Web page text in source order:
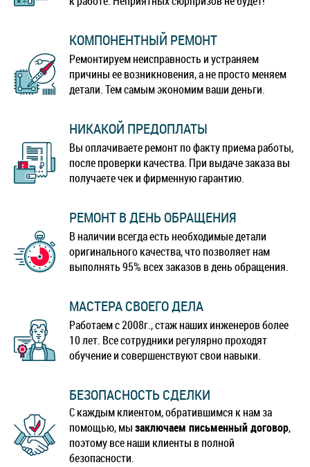
КОМПОНЕНТНЫЙ РЕМОНТ
Ремонтируем неисправность и устраняем
причины ее возникновения, а не просто меняем
детали. Тем самым экономим ваши деньги.
НИКАКОЙ ПРЕДОПЛАТЫ
Вы оплачиваете ремонт по факту приема работы,
после проверки качества. При выдаче заказа вы
получаете чек и фирменную гарантию.
РЕМОНТ В ДЕНЬ ОБРАЩЕНИЯ
В наличии всегда есть необходимые детали
оригинального качества, что позволяет нам
выполнять 95% всех заказов в день обращения.
МАСТЕРА СВОЕГО ДЕЛА
Работаем с 2008г., стаж наших инженеров более
10 лет. Все сотрудники регулярно проходят
обучение и совершенствуют свои навыки.
БЕЗОПАСНОСТЬ СДЕЛКИ
С каждым клиентом, обратившимся к нам за
помощью, мызаключаем письменный договор,
поэтому все наши клиенты в полной
безопасности.